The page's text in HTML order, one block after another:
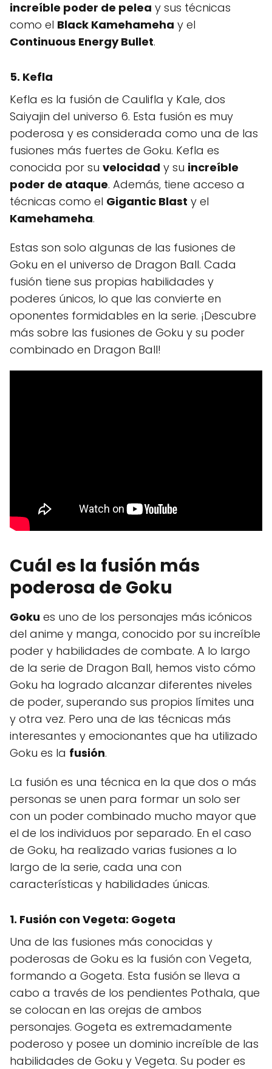
increíble poder de pelea y sus técnicas
como el Black Kamehameha y el
Continuous Energy Bullet.
5. Kefla
Kefla es la fusión de Caulifla y Kale, dos
Saiyajin del universo 6. Esta fusión es muy
poderosa y es considerada como una de las
fusiones más fuertes de Goku. Kefla es
conocida por su velocidad y su increíble
poder de ataque. Además, tiene acceso a
técnicas como el Gigantic Blast y el
Kamehameha.
Estas son solo algunas de las fusiones de
Goku en el universo de Dragon Ball. Cada
fusión tiene sus propias habilidades y
poderes únicos, lo que las convierte en
oponentes formidables en la serie. ¡Descubre
más sobre las fusiones de Goku y su poder
combinado en Dragon Ball!
Cuál es la fusión más
poderosa de Goku
Goku es uno de los personajes más icónicos
del anime y manga, conocido por su increíble
poder y habilidades de combate. A lo largo
de la serie de Dragon Ball, hemos visto cómo
Goku ha logrado alcanzar diferentes niveles
de poder, superando sus propios límites una
y otra vez. Pero una de las técnicas más
interesantes y emocionantes que ha utilizado
Goku es la fusión.
La fusión es una técnica en la que dos o más
personas se unen para formar un solo ser
con un poder combinado mucho mayor que
el de los individuos por separado. En el caso
de Goku, ha realizado varias fusiones a lo
largo de la serie, cada una con
características y habilidades únicas.
1. Fusión con Vegeta: Gogeta
Una de las fusiones más conocidas y
poderosas de Goku es la fusión con Vegeta,
formando a Gogeta. Esta fusión se lleva a
cabo a través de los pendientes Pothala, que
se colocan en las orejas de ambos
personajes. Gogeta es extremadamente
poderoso y posee un dominio increíble de las
habilidades de Goku y Vegeta. Su poder es